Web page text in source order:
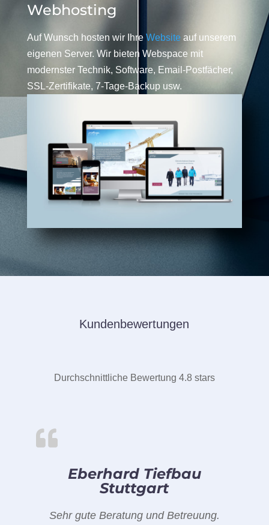
Webhosting
Auf Wunsch hosten wir Ihre Website auf unserem
eigenen Server. Wir bieten Webspace mit
modernster Technik, Software, Email-Postfächer,
SSL-Zertifikate, 7-Tage-Backup usw.
Kundenbewertungen
Durchschnittliche Bewertung 4.8 stars
Eberhard Tiefbau
Stuttgart
Sehr gute Beratung und Betreuung.